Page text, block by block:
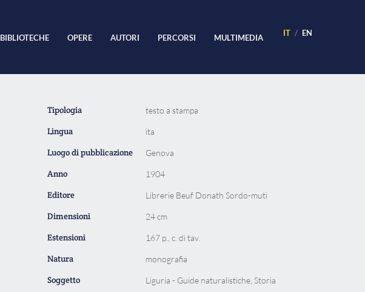
BIBLIOTECHE OPERE AUTORI PERCORSI MULTIMEDIA IT EN
Tipologia testo a stampa
Lingua ita
Luogo di pubblicazione Genova
Anno 1904
Editore Librerie Beuf Donath Sordo-muti
Dimensioni 24 cm
Estensioni 167 p., c. di tav.
Natura monografia
Soggetto Liguria - Guide naturalistiche, Storia